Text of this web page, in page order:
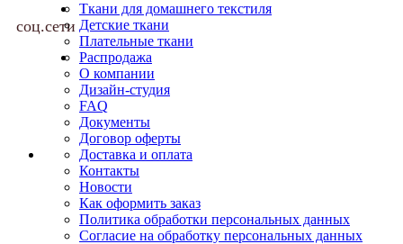
соц.сети
Ткани для домашнего текстиля
Детские ткани
Плательные ткани
Распродажа
О компании
Дизайн-студия
FAQ
Документы
Договор оферты
Доставка и оплата
Контакты
Новости
Как оформить заказ
Политика обработки персональных данных
Согласие на обработку персональных данных